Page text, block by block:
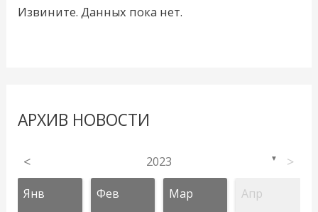
Извините. Данных пока нет.
АРХИВ НОВОСТИ
< 2023 ▼ >
Янв Фев Мар Апр